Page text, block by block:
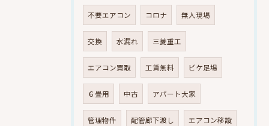
不要エアコン コロナ 無人現場
交換 水漏れ 三菱重工
エアコン買取 工賃無料 ビケ足場
６畳用 中古 アパート大家
管理物件 配管廊下渡し エアコン移設